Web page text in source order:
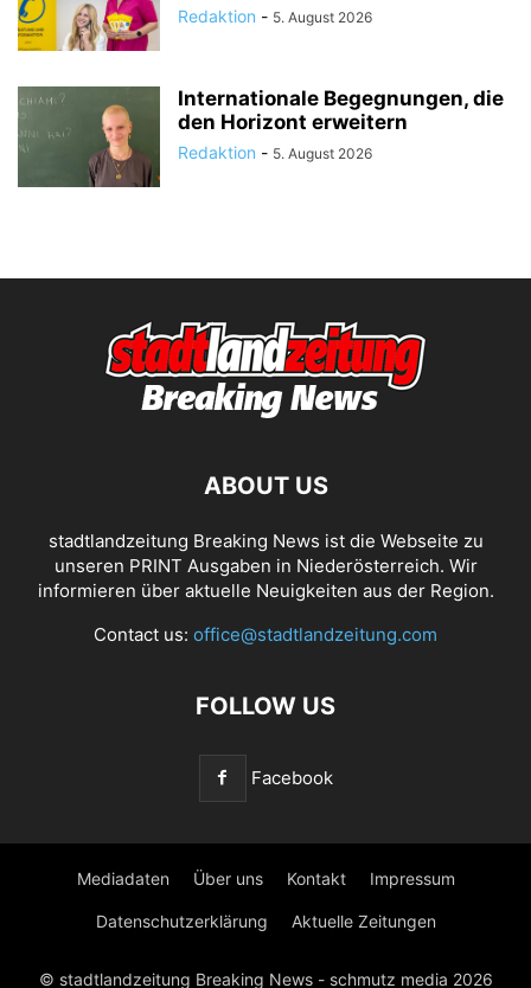
Redaktion - 5. August 2026
Internationale Begegnungen, die
den Horizont erweitern
Redaktion - 5. August 2026
ABOUT US
stadtlandzeitung Breaking News ist die Webseite zu
unseren PRINT Ausgaben in Niederösterreich. Wir
informieren über aktuelle Neuigkeiten aus der Region.
Contact us: office@stadtlandzeitung.com
FOLLOW US
Facebook
Mediadaten Über uns Kontakt Impressum
Datenschutzerklärung Aktuelle Zeitungen
© stadtlandzeitung Breaking News - schmutz media 2026